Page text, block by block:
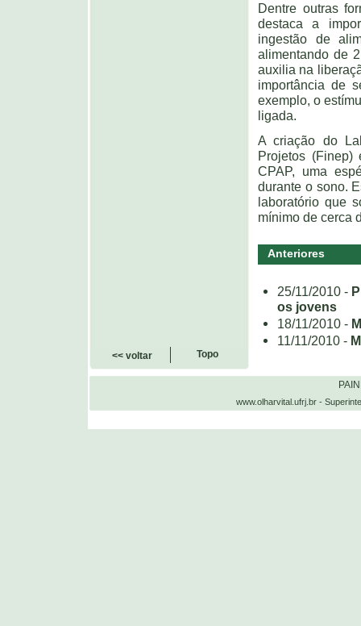
Dentre outras
destaca a
ingestão de
alimentando de
auxilia na
importância de
exemplo, o
ligada.
A criação do
Projetos
CPAP, uma
durante o sono.
laboratório que
mínimo de cerca
Anteriores
25/11/2010 -
os jovens
18/11/2010 -
11/11/2010 -
<< voltar Topo
www.olharvital.ufrj.br -